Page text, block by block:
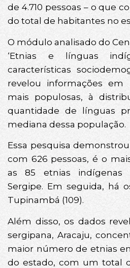
de 4.710 pessoas – o que
do total de habitantes no
O módulo analisado do
‘Etnias e línguas
características
revelou informações em
mais populosas, à
quantidade de línguas
mediana dessa população.
Essa pesquisa
com 626 pessoas, é o
as 85 etnias indígenas
Sergipe. Em seguida, há
Tupinambá (109).
Além disso, os dados
sergipana, Aracaju,
maior número de etnias
do estado, com um total